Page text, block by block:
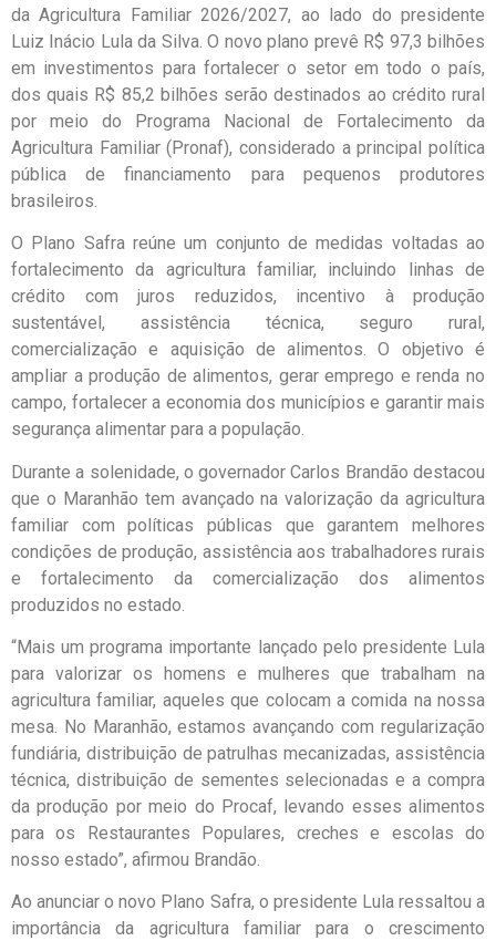
da Agricultura Familiar 2026/2027, ao lado do presidente
Luiz Inácio Lula da Silva. O novo plano prevê R$ 97,3 bilhões
em investimentos para fortalecer o setor em todo o país,
dos quais R$ 85,2 bilhões serão destinados ao crédito rural
por meio do Programa Nacional de Fortalecimento da
Agricultura Familiar (Pronaf), considerado a principal política
pública de financiamento para pequenos produtores
brasileiros.
O Plano Safra reúne um conjunto de medidas voltadas ao
fortalecimento da agricultura familiar, incluindo linhas de
crédito com juros reduzidos, incentivo à produção
sustentável, assistência técnica, seguro rural,
comercialização e aquisição de alimentos. O objetivo é
ampliar a produção de alimentos, gerar emprego e renda no
campo, fortalecer a economia dos municípios e garantir mais
segurança alimentar para a população.
Durante a solenidade, o governador Carlos Brandão destacou
que o Maranhão tem avançado na valorização da agricultura
familiar com políticas públicas que garantem melhores
condições de produção, assistência aos trabalhadores rurais
e fortalecimento da comercialização dos alimentos
produzidos no estado.
“Mais um programa importante lançado pelo presidente Lula
para valorizar os homens e mulheres que trabalham na
agricultura familiar, aqueles que colocam a comida na nossa
mesa. No Maranhão, estamos avançando com regularização
fundiária, distribuição de patrulhas mecanizadas, assistência
técnica, distribuição de sementes selecionadas e a compra
da produção por meio do Procaf, levando esses alimentos
para os Restaurantes Populares, creches e escolas do
nosso estado”, afirmou Brandão.
Ao anunciar o novo Plano Safra, o presidente Lula ressaltou a
importância da agricultura familiar para o crescimento